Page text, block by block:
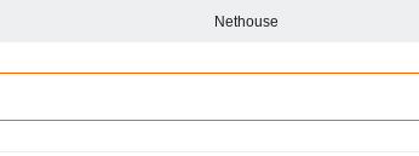
Nethouse